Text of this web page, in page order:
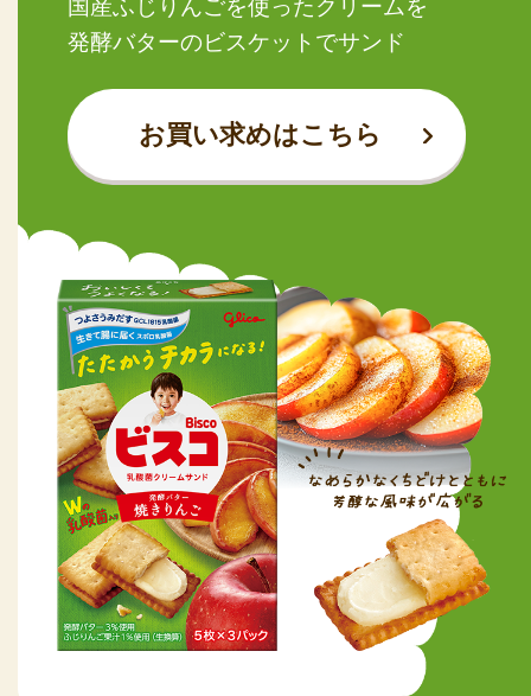
国産ふじりんごを使ったクリームを
発酵バターのビスケットでサンド
お買い求めはこちら